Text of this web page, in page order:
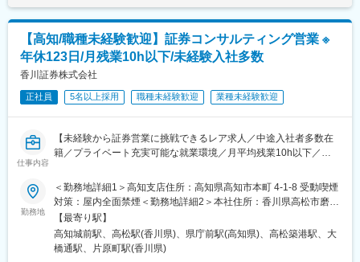
インターネットを通じてコンタクトセンターにお電話をいただい
たお客さまに直接対応するセールス手法です。そのためアクサグ
ループのグローバルなブランド力を基盤に、ビックデータなどを
活用したデジタルカンパニーとしての取り組みを強化していま
す。
変更の範囲：会社の定める業務
■業界ご経験者の活躍事例
前職で培ったスキル、ご経験を活かして即戦力としてご活躍され
ています。
管理職候補として、ぜひ当社にてご活躍いただきたく思っており
ます。
■他社の証券会社との違い
金融傘下ではなく完全独立系として、自由度の高い独自商品も数
多く生み出す、業界では一目置かれる存在。国内シンクタンクや
販売を手がけています。
■当社へ入社するメリット
金融業界の知識が付くだけでなく、営業職として高いスキルが身
につきます。また、国として新NISAなどの制度が始まったことに
(月額)は固定手当を含めた表記です。
【高知/職種未経験歓迎】証券コンサルティング営業 ※
年休123日/月残業10h以下/未経験入社多数
香川証券株式会社
正社員 5名以上採用 職種未経験歓迎 業種未経験歓迎
仕事内容
【未経験から証券営業に挑戦できるレア求人／中途入社者多数在
籍／プライベート充実可能な就業環境／月平均残業10h以下／年
■業務内容【変更の範囲：会社の定める業務】
富裕層を含む個人顧客（9割）や法人顧客（1割）へ最適な金融サ
ービスをご提案頂き、口座開設を目指していただきます。
メインは証券になりますが、ニーズに合わせて株や投資信託や保
険、NISAなど様々な商品をご提案いたします。銀行に属さない独
勤務地
＜勤務地詳細1＞高知支店住所：高知県高知市本町 4-1-8 受動喫煙
対策：屋内全面禁煙＜勤務地詳細2＞本社住所：香川県高松市磨屋
町4-8 勤務地最寄駅：予讃線／高松駅受動喫煙対策：屋内全面禁
煙変更の範囲：本文参照
【最寄り駅】
高知城前駅、高松駅(香川県)、県庁前駅(高知県)、高松築港駅、大
橋通駅、片原町駅(香川県)